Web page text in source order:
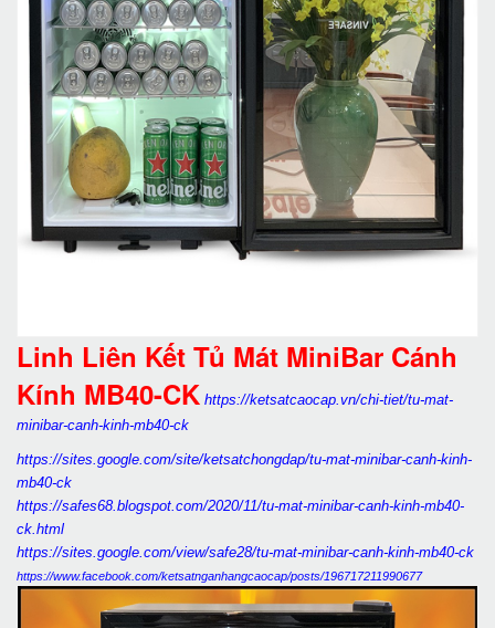
Linh Liên Kết Tủ Mát MiniBar Cánh
Kính MB40-CK https://ketsatcaocap.vn/chi-tiet/tu-mat-
minibar-canh-kinh-mb40-ck
https://sites.google.com/site/ketsatchongdap/tu-mat-minibar-canh-kinh-
mb40-ck
https://safes68.blogspot.com/2020/11/tu-mat-minibar-canh-kinh-mb40-
ck.html
https://sites.google.com/view/safe28/tu-mat-minibar-canh-kinh-mb40-ck
https://www.facebook.com/ketsatnganhangcaocap/posts/196717211990677